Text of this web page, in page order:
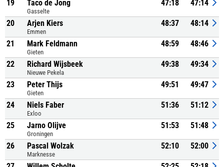
19 Taco de Jong
Gasselte
47:18 47:14
20 Arjen Kiers
Emmen
48:37 48:14
21 Mark Feldmann
Gieten
48:59 48:46
22 Richard Wijsbeek
Nieuwe Pekela
49:38 49:34
23 Peter Thijs
Gieten
49:51 49:47
24 Niels Faber
Exloo
51:36 51:12
25 Jarno Olijve
Groningen
51:53 51:48
26 Pascal Wolzak
Marknesse
52:10 52:00